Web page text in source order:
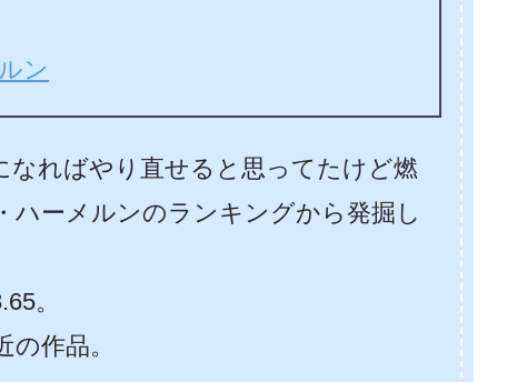
ン
なればやり直せると思ってたけど燃
ハーメルンのランキングから発掘し
。
作品。